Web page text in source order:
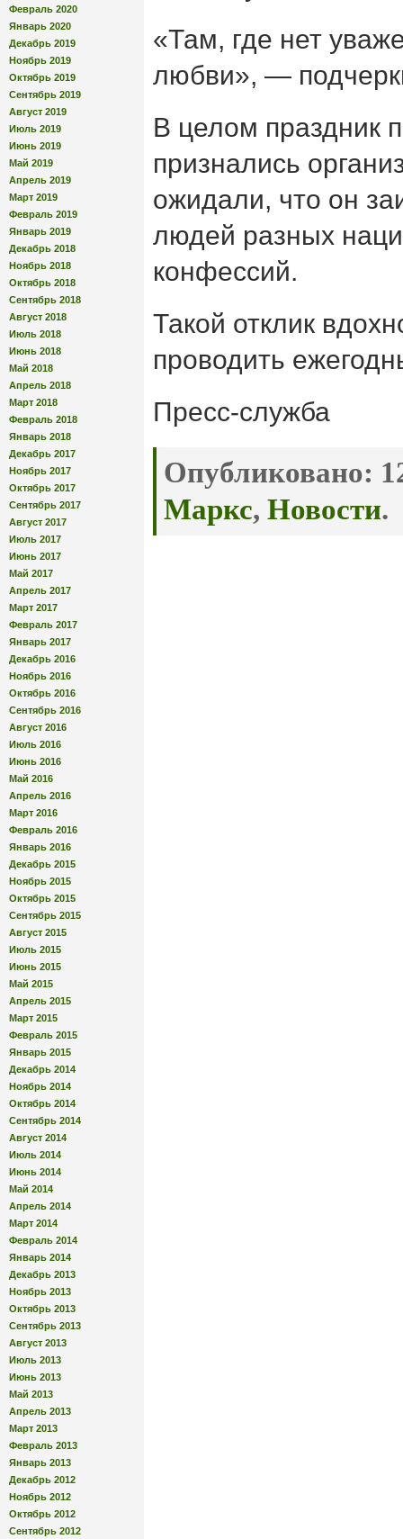
Февраль 2020
Январь 2020
Декабрь 2019
Ноябрь 2019
Октябрь 2019
Сентябрь 2019
Август 2019
Июль 2019
Июнь 2019
Май 2019
Апрель 2019
Март 2019
Февраль 2019
Январь 2019
Декабрь 2018
Ноябрь 2018
Октябрь 2018
Сентябрь 2018
Август 2018
Июль 2018
Июнь 2018
Май 2018
Апрель 2018
Март 2018
Февраль 2018
Январь 2018
Декабрь 2017
Ноябрь 2017
Октябрь 2017
Сентябрь 2017
Август 2017
Июль 2017
Июнь 2017
Май 2017
Апрель 2017
Март 2017
Февраль 2017
Январь 2017
Декабрь 2016
Ноябрь 2016
Октябрь 2016
Сентябрь 2016
Август 2016
Июль 2016
Июнь 2016
Май 2016
Апрель 2016
Март 2016
Февраль 2016
Январь 2016
Декабрь 2015
Ноябрь 2015
Октябрь 2015
Сентябрь 2015
Август 2015
Июль 2015
Июнь 2015
Май 2015
Апрель 2015
Март 2015
Февраль 2015
Январь 2015
Декабрь 2014
Ноябрь 2014
Октябрь 2014
Сентябрь 2014
Август 2014
Июль 2014
Июнь 2014
Май 2014
Апрель 2014
Март 2014
Февраль 2014
Январь 2014
Декабрь 2013
Ноябрь 2013
Октябрь 2013
Сентябрь 2013
Август 2013
Июль 2013
Июнь 2013
Май 2013
Апрель 2013
Март 2013
Февраль 2013
Январь 2013
Декабрь 2012
Ноябрь 2012
Октябрь 2012
Сентябрь 2012
«Там, где нет
любви», —
В целом праздник
признались
ожидали, что он
людей разных
конфессий.
Такой отклик
проводить
Пресс-служба
Опубликовано:
Маркс, Новости.